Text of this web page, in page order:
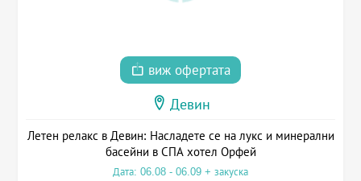
виж офертата
Девин
Летен релакс в Девин: Насладете се на лукс и минерални
басейни в СПА хотел Орфей
Дата: 06.08 - 06.09 + закуска